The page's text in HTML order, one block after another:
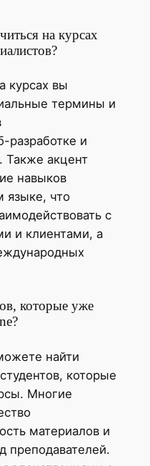
на курсах
курсах вы
термины и
разработке и
Также акцент
навыков
языке, что
с
и клиентами, а
которые уже
найти
которые
Многие
материалов и
преподавателей.